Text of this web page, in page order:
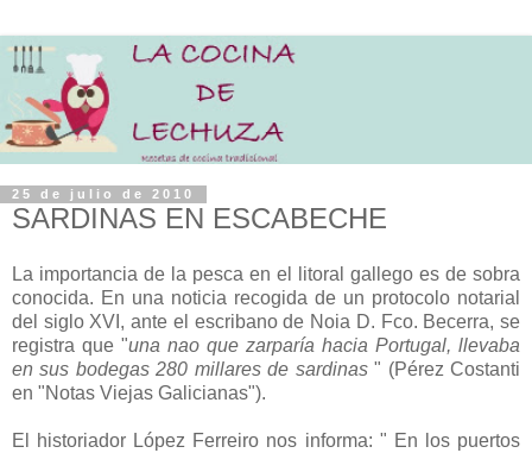
25 de julio de 2010
SARDINAS EN ESCABECHE
La importancia de la pesca en el litoral gallego es de sobra
conocida. En una noticia recogida de un protocolo notarial
del siglo XVI, ante el escribano de Noia D. Fco. Becerra, se
registra que "una nao que zarparía hacia Portugal, llevaba
en sus bodegas 280 millares de sardinas" (Pérez Costanti
en "Notas Viejas Galicianas").
El historiador López Ferreiro nos informa: " En los puertos